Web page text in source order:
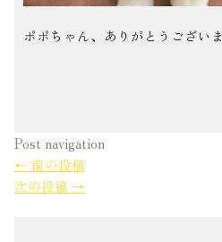
ポポちゃん、ありがとうござい
Post navigation
← 前の投稿
次の投稿 →